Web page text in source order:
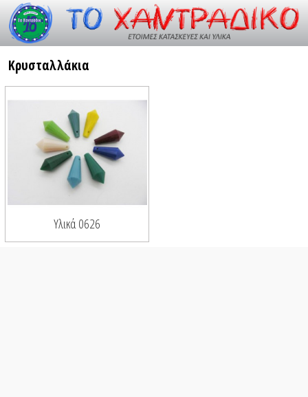
Resource id #26
Κρυσταλλάκια
Υλικά 0626